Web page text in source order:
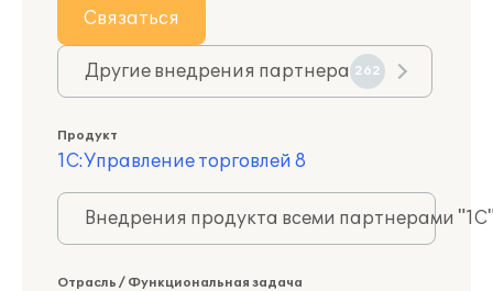
Связаться
Другие внедрения партнера 262
Продукт
1С:Управление торговлей 8
Внедрения продукта всеми партнерами
Отрасль / Функциональная задача